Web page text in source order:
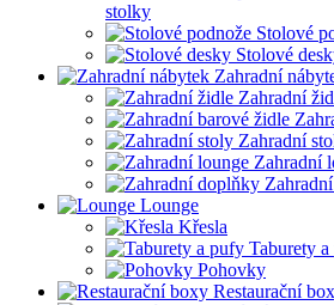
stolky
Stolové
Stolové
Zahradní
Zahradní
Zahradní
Zahradní
Lounge
Křesla
Taburety
Pohovky
Restaurační